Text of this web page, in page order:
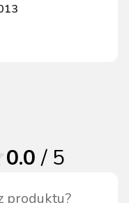
produktu?
0.0/ 5